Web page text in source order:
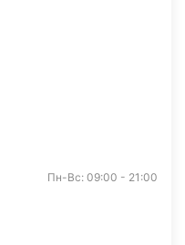
Пн-Вс: 09:00 - 21:00